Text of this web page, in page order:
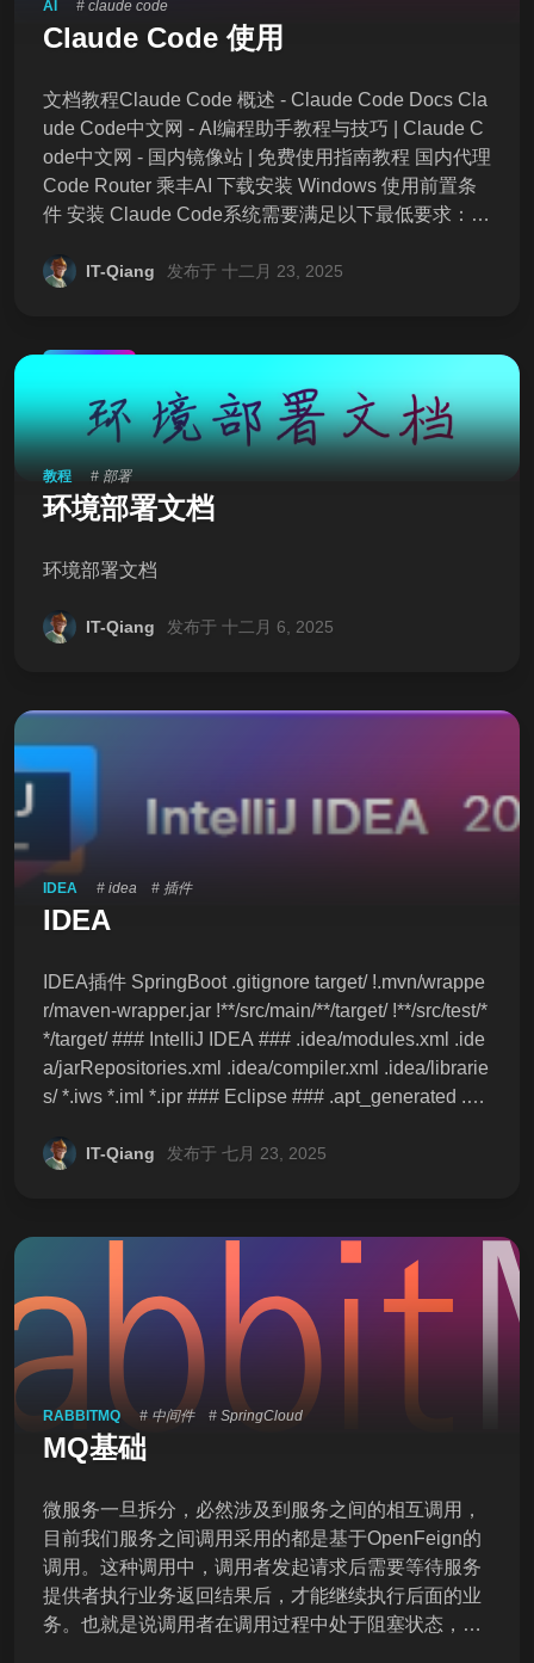
AI # claude code
Claude Code 使用
文档教程Claude Code 概述 - Claude Code Docs Cla
ude Code中文网 - AI编程助手教程与技巧 | Claude C
ode中文网 - 国内镜像站 | 免费使用指南教程 国内代理
Code Router 乘丰AI 下载安装 Windows 使用前置条
件 安装 Claude Code系统需要满足以下最低要求：操
10.15+, Windows 10+ 存储空间：至少
IT-Qiang 发布于 十二月 23, 2025
教程 # 部署
环境部署文档
环境部署文档
IT-Qiang 发布于 十二月 6, 2025
IDEA # idea # 插件
IDEA
IDEA插件 SpringBoot .gitignore target/ !.mvn/wrappe
r/maven-wrapper.jar !**/src/main/**/target/ !**/src/test/*
*/target/ ### IntelliJ IDEA ### .idea/modules.xml .ide
a/jarRepositories.xml .idea/compiler.xml .idea/librarie
s/ *.iws *.iml *.ipr ### Eclipse ### .apt_generated .cla
s4-cache ### NetBeans ### /nbproject/pr
IT-Qiang 发布于 七月 23, 2025
RABBITMQ # 中间件 # SpringCloud
MQ基础
微服务一旦拆分，必然涉及到服务之间的相互调用，
目前我们服务之间调用采用的都是基于OpenFeign的
调用。这种调用中，调用者发起请求后需要等待服务
提供者执行业务返回结果后，才能继续执行后面的业
务。也就是说调用者在调用过程中处于阻塞状态，因